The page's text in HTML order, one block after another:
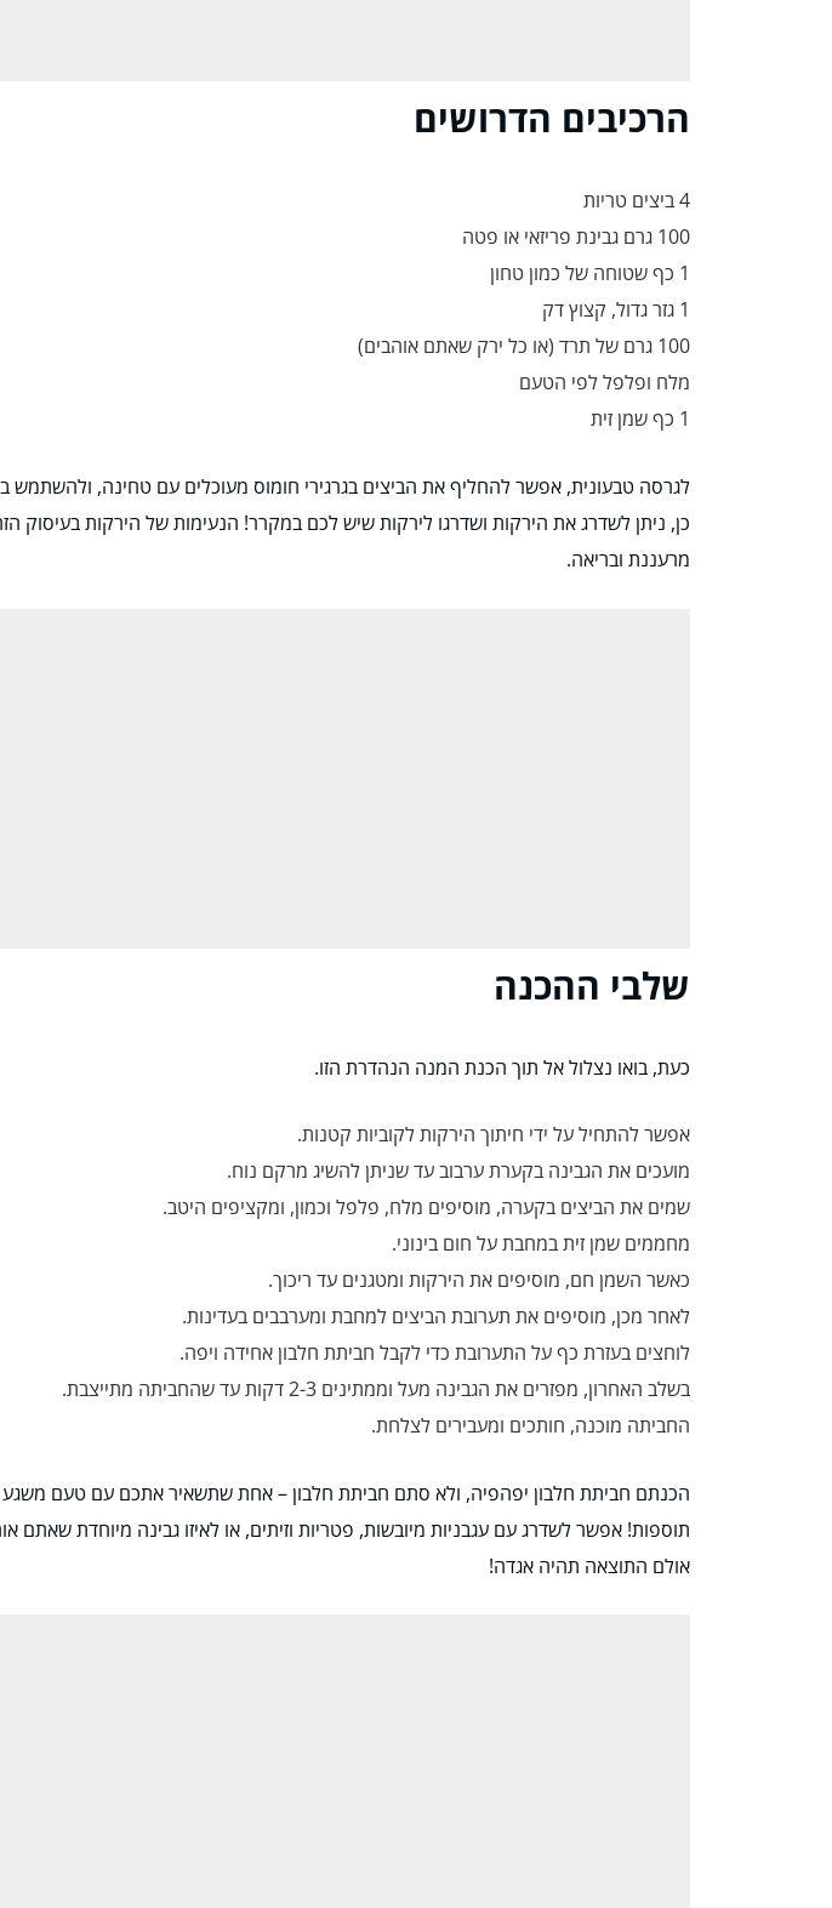
הרכיבים הדרושים
4 ביצים טריות
100 גרם גבינת פריזאי או פטה
1 כף שטוחה של כמון טחון
1 גזר גדול, קצוץ דק
100 גרם של תרד (או כל ירק שאתם אוהבים)
מלח ופלפל לפי הטעם
1 כף שמן זית
לגרסה טבעונית, אפשר להחליף את הביצים בגרגירי חומוס מעוכלים עם טחינה, ולהשתמש
כן, ניתן לשדרג את הירקות ושדרגו לירקות שיש לכם במקרר! הנעימות של הירקות בעיסוק
מרעננת ובריאה.
שלבי ההכנה
כעת, בואו נצלול אל תוך הכנת המנה הנהדרת הזו.
אפשר להתחיל על ידי חיתוך הירקות לקוביות קטנות.
מועכים את הגבינה בקערת ערבוב עד שניתן להשיג מרקם נוח.
שמים את הביצים בקערה, מוסיפים מלח, פלפל וכמון, ומקציפים היטב.
מחממים שמן זית במחבת על חום בינוני.
כאשר השמן חם, מוסיפים את הירקות ומטגנים עד ריכוך.
לאחר מכן, מוסיפים את תערובת הביצים למחבת ומערבבים בעדינות.
לוחצים בעזרת כף על התערובת כדי לקבל חביתת חלבון אחידה ויפה.
בשלב האחרון, מפזרים את הגבינה מעל וממתינים 2-3 דקות עד שהחביתה מתייצבת.
החביתה מוכנה, חותכים ומעבירים לצלחת.
הכנתם חביתת חלבון יפהפיה, ולא סתם חביתת חלבון – אחת שתשאיר אתכם עם טעם משגע
תוספות! אפשר לשדרג עם עגבניות מיובשות, פטריות וזיתים, או לאיזו גבינה מיוחדת
אולם התוצאה תהיה אגדה!